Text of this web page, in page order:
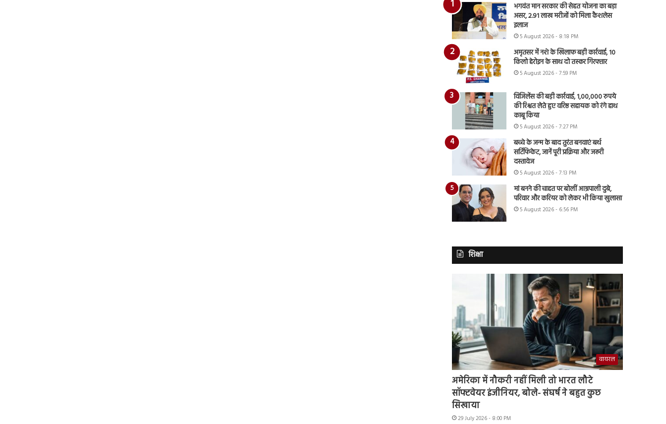
भगवंत मान सरकार की सेहत योजना का बड़ा
असर, 2.91 लाख मरीजों को मिला कैशलेस
इलाज
5 August 2026 - 8:18 PM
अमृतसर में नशे के खिलाफ बड़ी कार्रवाई, 10
किलो हेरोइन के साथ दो तस्कर गिरफ्तार
5 August 2026 - 7:59 PM
विजिलेंस की बड़ी कार्रवाई, 1,00,000 रुपये
की रिश्वत लेते हुए वरिष्ठ सहायक को रंगे हाथ
काबू किया
5 August 2026 - 7:27 PM
बच्चे के जन्म के बाद तुरंत बनवाएं बर्थ
सर्टिफिकेट, जानें पूरी प्रक्रिया और जरूरी
दस्तावेज
5 August 2026 - 7:13 PM
मां बनने की चाहत पर बोलीं आम्रपाली दुबे,
परिवार और करियर को लेकर भी किया खुलासा
5 August 2026 - 6:56 PM
शिक्षा
वायरल
अमेरिका में नौकरी नहीं मिली तो भारत लौटे
सॉफ्टवेयर इंजीनियर, बोले- संघर्ष ने बहुत कुछ
सिखाया
29 July 2026 - 8:00 PM